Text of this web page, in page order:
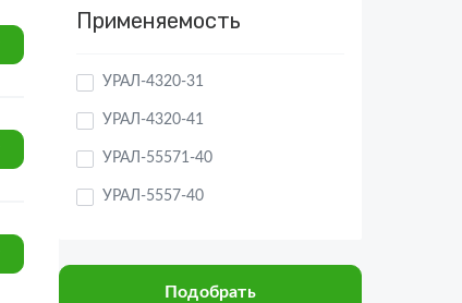
УРАЛ-4320-31
УРАЛ-44202-0511-58